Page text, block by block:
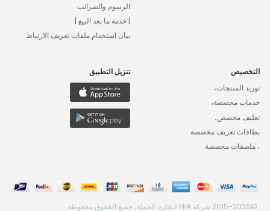
الرسوم والضرائب
| خدمة ما بعد البيع |
بيان استخدام ملفات تعريف الارتباط
التخصيص
توريد المنتجات،
خدمات مخصصة،
تغليف مخصص،
بطاقات تعريف مخصصة
، ملصقات مخصصة
تنزيل التطبيق
©2015-2026 شركة FFA لتجارة الجملة، جميع الحقوق محفوظة